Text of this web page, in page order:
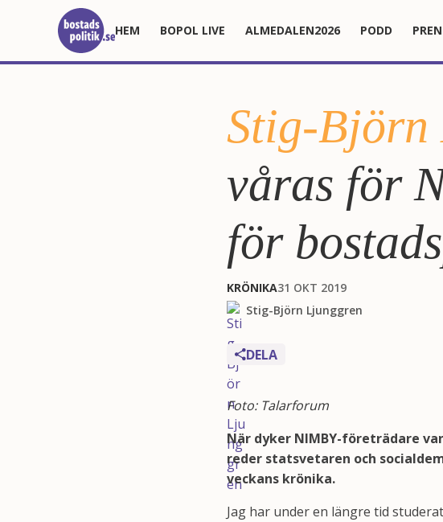
HEM BOPOL LIVE ALMEDALEN2026 PODD
Stig-Björn
våras för
för
KRÖNIKA31 OKT 2019
Stig-Björn Ljunggren
DELA
Foto: Talarforum
När dyker NIMBY-företrädare
reder statsvetaren och
veckans krönika.
Jag har under en längre tid